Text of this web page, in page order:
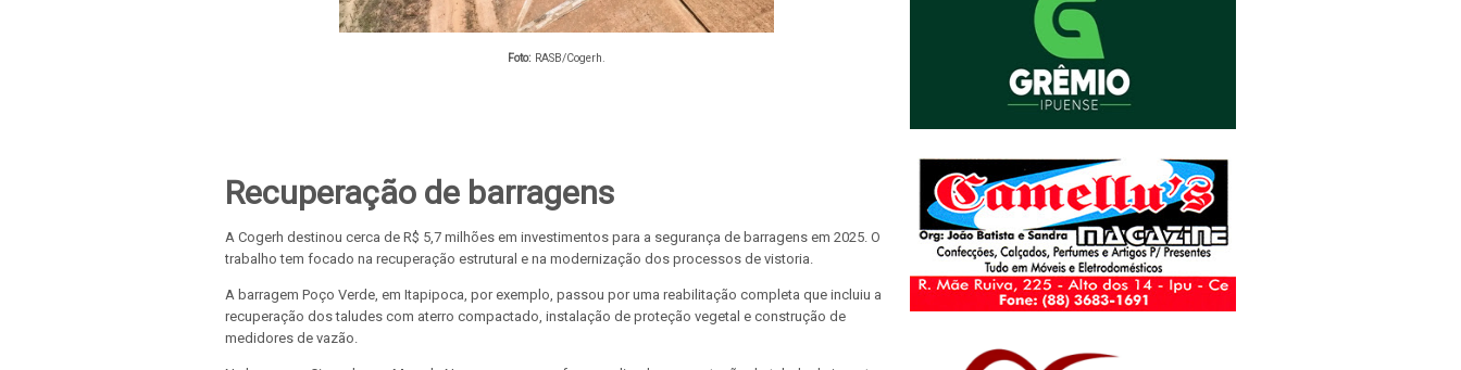
Foto: RASB/Cogerh.
Recuperação de barragens
A Cogerh destinou cerca de R$ 5,7 milhões em investimentos para a segurança de barragens em 2025. O
trabalho tem focado na recuperação estrutural e na modernização dos processos de vistoria.
A barragem Poço Verde, em Itapipoca, por exemplo, passou por uma reabilitação completa que incluiu a
recuperação dos taludes com aterro compactado, instalação de proteção vegetal e construção de
medidores de vazão.